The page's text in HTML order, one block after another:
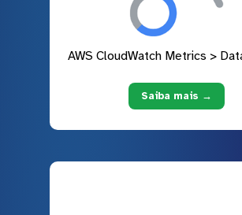
AWS CloudWatch Metrics >
Saiba mais →